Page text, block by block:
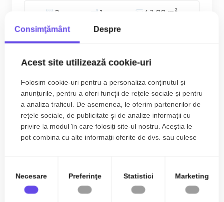
2 1 47.00 m2
Consimţământ Despre
Acest site utilizează cookie-uri
Folosim cookie-uri pentru a personaliza conținutul și
anunțurile, pentru a oferi funcţii de rețele sociale și pentru
a analiza traficul. De asemenea, le oferim partenerilor de
rețele sociale, de publicitate şi de analize informații cu
privire la modul în care folosiți site-ul nostru. Aceștia le
pot combina cu alte informații oferite de dvs. sau culese
Necesare Preferinţe Statistici Marketing